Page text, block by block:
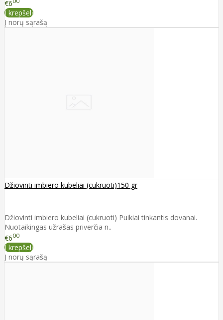
€6
Į krepšelį
Į norų sąrašą
Džiovinti imbiero kubeliai (cukruoti)150 gr
Džiovinti imbiero kubeliai (cukruoti) Puikiai tinkantis dovanai.
Nuotaikingas užrašas priverčia n..
€600
Į krepšelį
Į norų sąrašą